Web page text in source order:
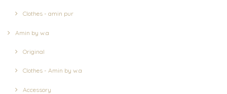
Clothes - amin pur
Amin by w.a
Original
Clothes - Amin by w.a
Accessory